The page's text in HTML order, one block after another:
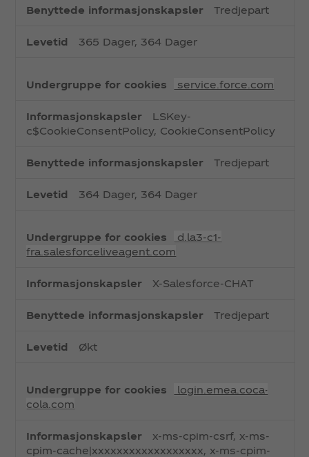
Tredjepart
365 Dager, 364 Dager
service.force.com
LSKey-
c$CookieConsentPolicy, CookieConsentPolicy
Tredjepart
364 Dager, 364 Dager
d.la3-c1-
fra.salesforceliveagent.com
X-Salesforce-CHAT
Tredjepart
Økt
login.emea.coca-
cola.com
x-ms-cpim-csrf, x-ms-
cpim-cache|xxxxxxxxxxxxxxxxxx, x-ms-cpim-